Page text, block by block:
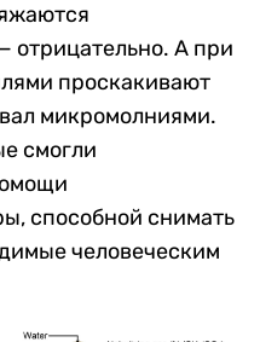
отрицательно. А при
проскакивают
микромолниями.
смогли
способной снимать
человеческим